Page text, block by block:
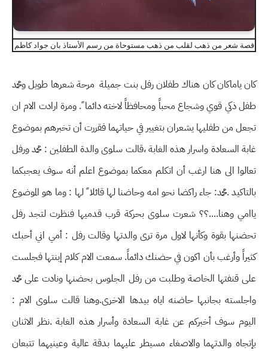
قصة شعر من ذهب لقلب من ذهب مستوحاة من رسم الأستاذ بان جواد كاظم
كان ياماكان كان هناك طفلان رفل بنت جميلة مرحة شعرها طويل ومحمد
طفل ذكي قوي وشجاع محباً ومحافظاً لاخته دائما ً. ومرة ارادت الام ان
تجعل من طفليها يشعران بتغيير في حياتهما فقررت أن تخبرهم بموضوع
غابة السعادة واسرار هذه الغابة ،قالت سلوى والدة الطفلين : محمد ورفل
تعالوا الى هنا ارغب أن اتكلم معكما بموضوع اعلم أنه سوف يعجبكما
بالتاكيد .محمد: جاء راكضا نحو امه وحاضنا لها قائلا ً لها : وما هو الموضوع
ياامي وهنا....؟؟ شعرت سلوى بحركة قرب قدميها فنظرت لتجد رفل
تحضنها بقوة وكأنها لاول مرة ترى والدتها وقالت رفل : أمي اني أحبك
كثيراً وأرغب بأن اكون في حضنك دائماً. سمعت الام كلام إبنتها فجلست
على قنفتها الخاصة وطلبت من رفل الجلوس بحضنها ونادت على محمد
واجلسته بجانبها حاضنه اياه بيدها الاخرى.وهنا قالت سلوى الام :
اليوم سوف أخبركم عن غابة السعادة وأسرار هذه الغابة .نظر الاثنان
بإتجاه والدتهما والاصغاء مسيطر عليهما بدقة عالية وعينيهما تتبعان